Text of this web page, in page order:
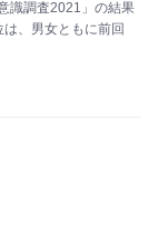
識調査2021」の結果
、男女ともに前回